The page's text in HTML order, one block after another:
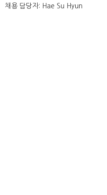
채용 담당자: Hae Su Hyun